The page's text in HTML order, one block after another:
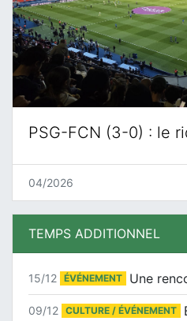
PSG-FCN (3-0) : le
04/2026
TEMPS ADDITIONNEL
15/12 ÉVÉNEMENT
09/12 CULTURE / ÉVÉNEMENT